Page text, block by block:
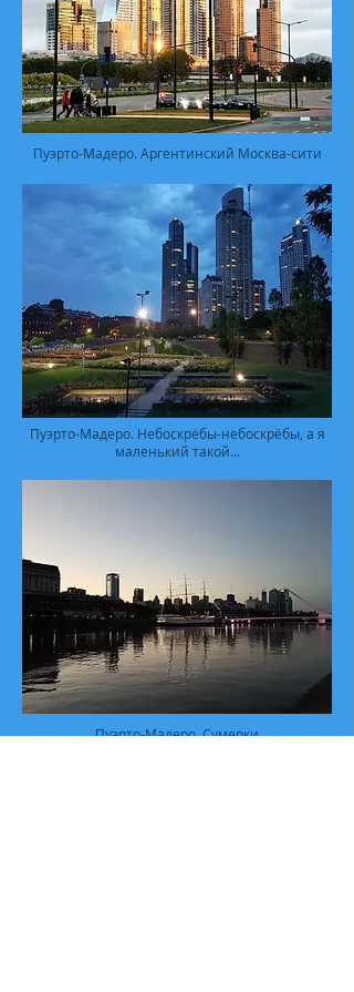
Пуэрто-Мадеро. Аргентинский Москва-сити
Пуэрто-Мадеро. Небоскрёбы-небоскрёбы, а я
маленький такой...
Пуэрто-Мадеро. Сумерки